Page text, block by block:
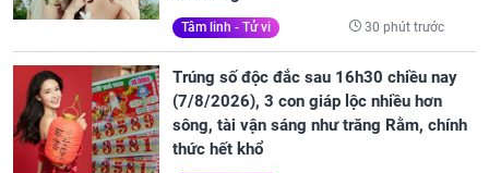
Tâm linh - Tử vi 30 phút trước
Trúng số độc đắc sau 16h30 chiều nay
(7/8/2026), 3 con giáp lộc nhiều hơn
sông, tài vận sáng như trăng Rằm, chính
thức hết khổ